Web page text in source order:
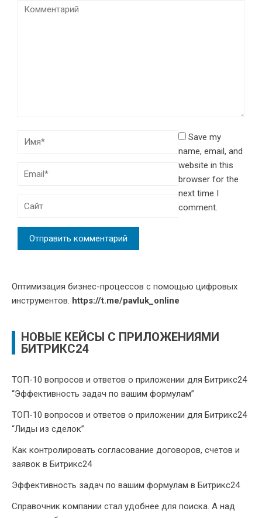
Save my
name, email, and
website in this
browser for the
next time I
comment.
Оптимизация бизнес-процессов с помощью цифровых
инструментов. https://t.me/pavluk_online
НОВЫЕ КЕЙСЫ С ПРИЛОЖЕНИЯМИ
БИТРИКС24
ТОП-10 вопросов и ответов о приложении для Битрикс24
“Эффективность задач по вашим формулам”
ТОП-10 вопросов и ответов о приложении для Битрикс24
“Лиды из сделок”
Как контролировать согласование договоров, счетов и
заявок в Битрикс24
Эффективность задач по вашим формулам в Битрикс24
Справочник компании стал удобнее для поиска. А над